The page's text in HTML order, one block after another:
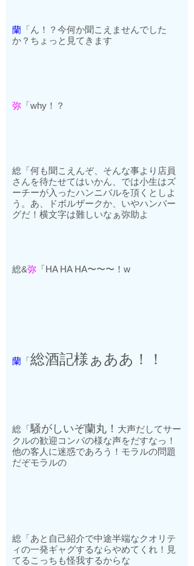
蘭 「ん！？今何か聞こえませんでした
か？ちょっと見てきます
弥 「why ！？
総「何も聞こえんぞ、そんな事より店員
さんを待たせてはいかん、では小生はズ
ーチーが入ったハンニバルを頂くとしよ
う。あ、ドボルザークか、いやハンバー
グだ！横文字は難しいなぁ弥助よ
総&弥 「HA HA HA〜〜〜！ w
蘭 「総酒記様ぁああ！！
総「騒がしいぞ蘭丸！ 大声だしてサー
クルの歓迎コンパの様な声をだすなっ！
他の客人に迷惑であろう！モラルの問題
だぞモラルの
総「あと自己紹介で中途半端なクオリテ
ィの一発ギャグするならやめてくれ！見
てるこっちも怪我するからな